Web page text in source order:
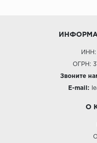
ИНН:
ОГРН:
Звоните
E-mail:
О